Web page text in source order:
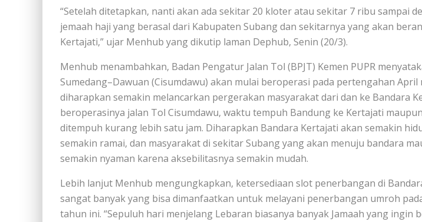
“Setelah ditetapkan, nanti akan ada sekitar 20 kloter atau sekitar 7 ribu sampai
jemaah haji yang berasal dari Kabupaten Subang dan sekitarnya yang akan
Kertajati,” ujar Menhub yang dikutip laman Dephub, Senin (20/3).
Menhub menambahkan, Badan Pengatur Jalan Tol (BPJT) Kemen PUPR
Sumedang–Dawuan (Cisumdawu) akan mulai beroperasi pada pertengahan April
diharapkan semakin melancarkan pergerakan masyarakat dari dan ke Bandara
beroperasinya jalan Tol Cisumdawu, waktu tempuh Bandung ke Kertajati
ditempuh kurang lebih satu jam. Diharapkan Bandara Kertajati akan semakin
semakin ramai, dan masyarakat di sekitar Subang yang akan menuju bandara
semakin nyaman karena aksebilitasnya semakin mudah.
Lebih lanjut Menhub mengungkapkan, ketersediaan slot penerbangan di
sangat banyak yang bisa dimanfaatkan untuk melayani penerbangan umroh
tahun ini. “Sepuluh hari menjelang Lebaran biasanya banyak Jamaah yang ingin